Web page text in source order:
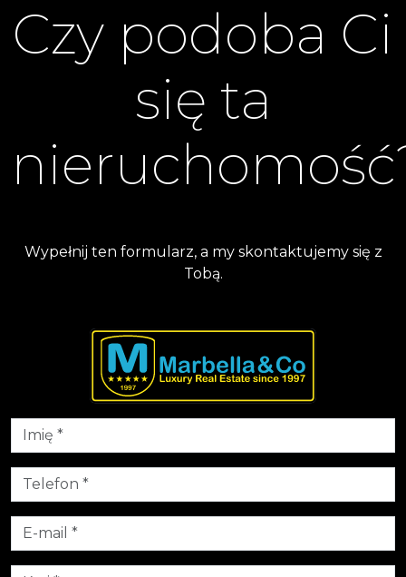
Czy podoba Ci
się ta
Wypełnij ten formularz, a my skontaktujemy się z
Tobą.